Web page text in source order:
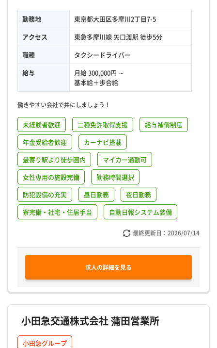
勤務地
東京都大田区多摩川2丁目7-5
アクセス
東急多摩川線 矢口渡駅 徒歩5分
職種
タクシードライバー
給与
月給 300,000円 ～
基本給＋歩合給
働きやすい会社で共にしましょう！
未経験者歓迎 二種免許取得支援
給与補償制度
年金受給者歓迎
カーナビ搭載
最寄り駅より徒歩圏内
マイカー通勤可
女性専用の施設完備
勤務時間選択
防犯設備の充実
昼日勤務
夜日勤務
寮完備・社宅・住居手当
自動日報システム装備
最終更新日： 2026/07/14
求人の詳細を見る
小田急交通株式会社 蒲田営業所
小田急グループ